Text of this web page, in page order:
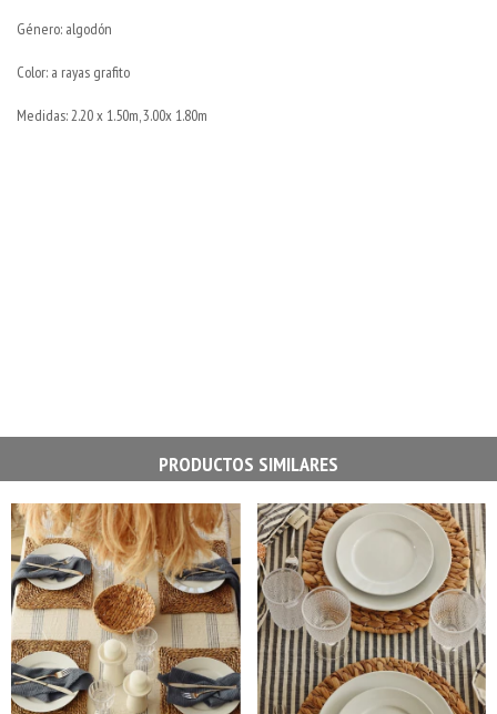
Género: algodón
Color: a rayas grafito
Medidas: 2.20 x 1.50m, 3.00x 1.80m
PRODUCTOS SIMILARES